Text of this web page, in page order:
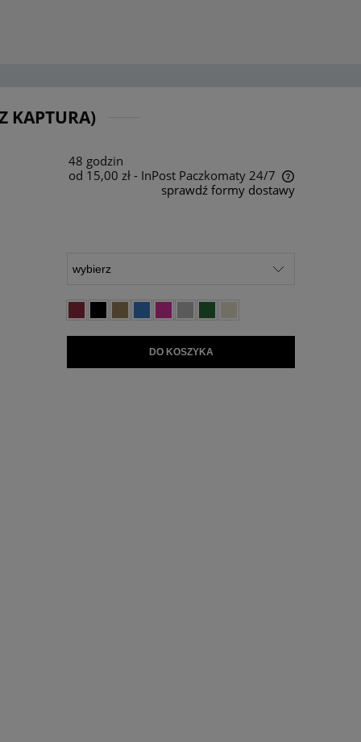
KAPTURA)
48 godzin
od 15,00 zł - InPost Paczkomaty 24/7
sprawdź formy dostawy
DO KOSZYKA